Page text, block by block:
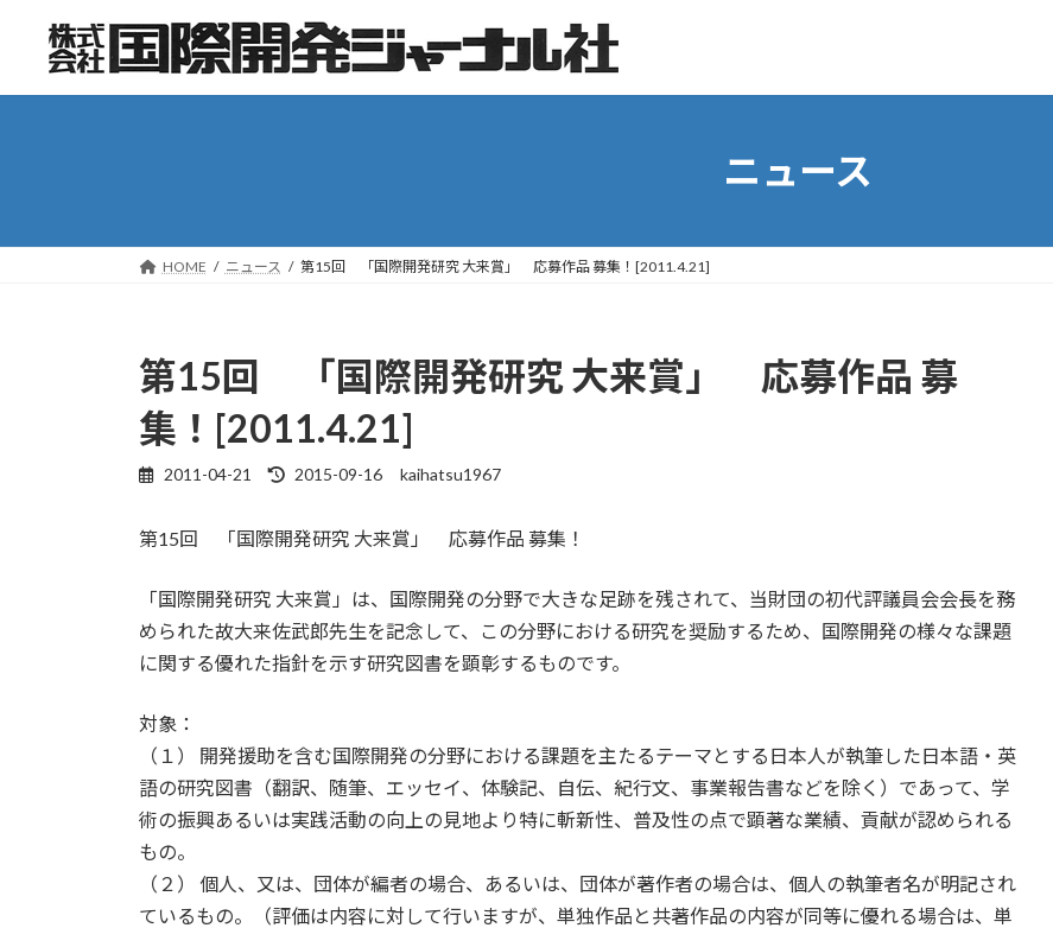
ン
ッ
ー
移
ニュース
HOME ニュース 第15回 「国際開発研究 大来賞」 応募作品 募集！[2011.4.21]
第15回 「国際開発研究 大来賞」 応募作品 募
集！[2011.4.21]
2011-04-21
最
新
時
2015-09-16 kaihatsu1967
第15回 「国際開発研究 大来賞」 応募作品 募集！
「国際開発研究 大来賞」は、国際開発の分野で大きな足跡を残されて、当財団の初代評議員会会長を務
められた故大来佐武郎先生を記念して、この分野における研究を奨励するため、国際開発の様々な課題
に関する優れた指針を示す研究図書を顕彰するものです。
対象：
（１） 開発援助を含む国際開発の分野における課題を主たるテーマとする日本人が執筆した日本語・英
語の研究図書（翻訳、随筆、エッセイ、体験記、自伝、紀行文、事業報告書などを除く）であって、学
術の振興あるいは実践活動の向上の見地より特に斬新性、普及性の点で顕著な業績、貢献が認められる
もの。
（２） 個人、又は、団体が編者の場合、あるいは、団体が著作者の場合は、個人の執筆者名が明記され
ているもの。（評価は内容に対して行いますが、単独作品と共著作品の内容が同等に優れる場合は、単